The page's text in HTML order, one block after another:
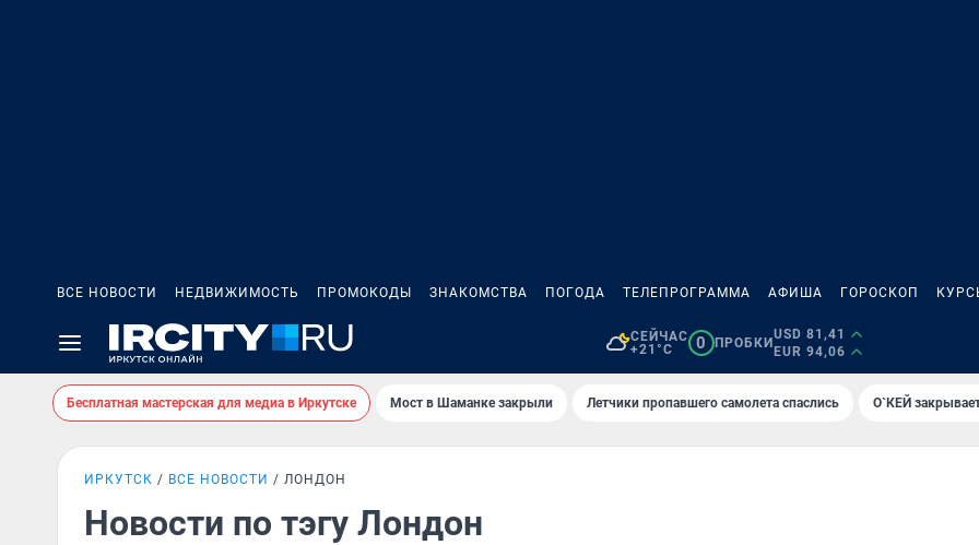
ВСЕ НОВОСТИ НЕДВИЖИМОСТЬ ПРОМОКОДЫ ЗНАКОМСТВА ПОГОДА ТЕЛЕПРОГРАММА АФИША ГОРОСКОП
СЕЙЧАС
+21°C
0 ПРОБКИ
USD 81,41
EUR 94,06
Бесплатная мастерская для медиа в Иркутске Мост в Шаманке закрыли Летчики пропавшего самолета спаслись О`КЕЙ
ИРКУТСК ВСЕ НОВОСТИ ЛОНДОН
Новости по тэгу Лондон